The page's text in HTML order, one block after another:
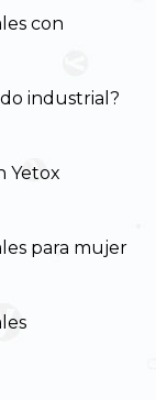
con
industrial?
Yetox
para mujer